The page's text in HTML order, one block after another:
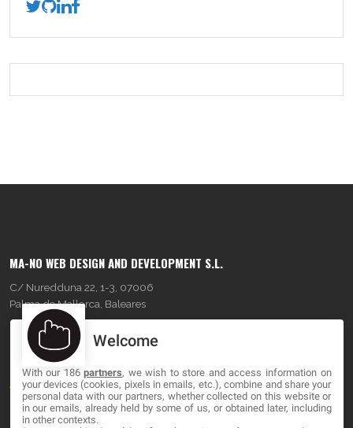
MA-NO WEB DESIGN AND DEVELOPMENT S.L.
C/ Nuredduna 22, 1-3, 07006
Palma de Mallorca, Baleares
OUR COMPANY
About
Blog
Welcome
With our 186partners, we wish to store and access information on
your devices (cookies, pixels in emails, etc.), combine and share your
personal data with our partners, whether collected on this website or
in our emails, already held by some of us, or obtained later, including
in other contexts.